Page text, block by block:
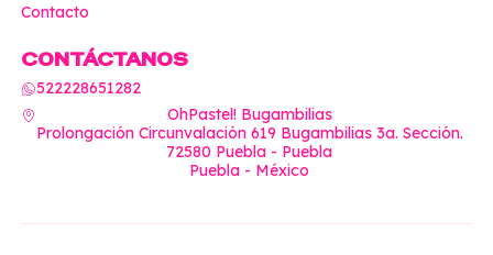
Contacto
CONTÁCTANOS
522228651282
OhPastel! Bugambilias
Prolongación Circunvalación 619 Bugambilias 3a. Sección.
72580 Puebla - Puebla
Puebla - México